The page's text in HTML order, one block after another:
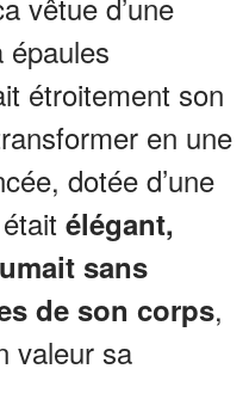
épaules
étroitement son
en une
dotée d’une
élégant,
sans
de son corps,
valeur sa